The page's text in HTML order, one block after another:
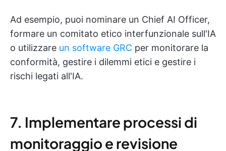
Ad esempio, puoi nominare un Chief AI Officer,
formare un comitato etico interfunzionale sull'IA
o utilizzare un software GRC per monitorare la
conformità, gestire i dilemmi etici e gestire i
rischi legati all'IA.
7. Implementare processi di
monitoraggio e revisione